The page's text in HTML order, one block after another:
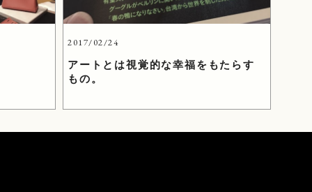
2017/02/24
アートとは視覚的な幸福をもたらす
もの。